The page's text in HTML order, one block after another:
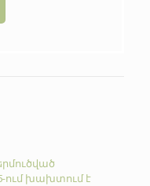
ում խախտում է